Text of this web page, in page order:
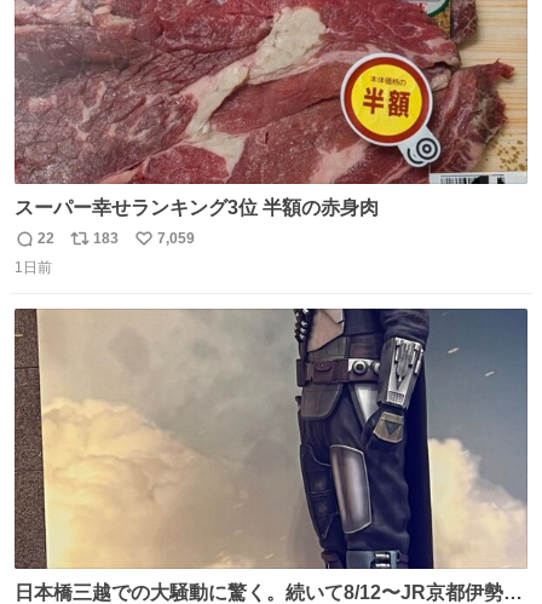
スーパー幸せランキング3位 半額の赤身肉
返
信
22
リ
183
い
7,059
1日前
日本橋三越での大騒動に驚く。続いて8/12〜JR京都伊勢丹